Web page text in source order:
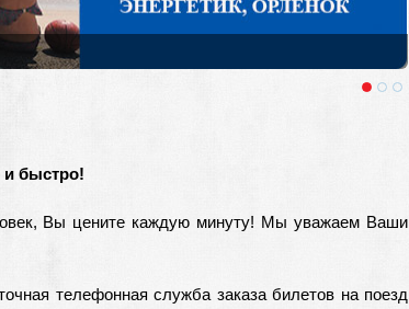
в Краснодарском Крае. Выезды из Москвы и Санкт-
и быстро!
Вы цените каждую минуту! Мы уважаем Ваши
телефонная служба заказа билетов на поезд